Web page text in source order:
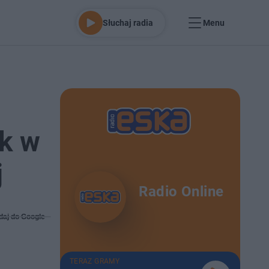
Słuchaj radia Menu
w
do Google
Radio Online
TERAZ GRAMY